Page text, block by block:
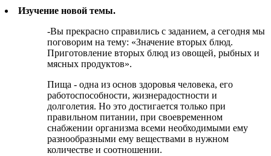
Изучение новой темы.
-Вы прекрасно справились с заданием, а сегодня мы
поговорим на тему: «Значение вторых блюд.
Приготовление вторых блюд из овощей, рыбных и
мясных продуктов».
Пища - одна из основ здоровья человека, его
работоспособности, жизнерадостности и
долголетия. Но это достигается только при
правильном питании, при своевременном
снабжении организма всеми необходимыми ему
разнообразными ему веществами в нужном
количестве и соотношении.